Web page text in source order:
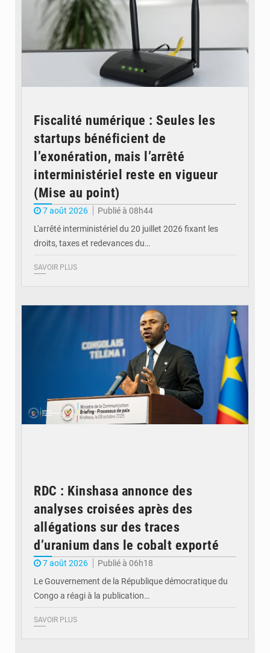
Fiscalité numérique : Seules les
startups bénéficient de
l’exonération, mais l’arrêté
interministériel reste en vigueur
(Mise au point)
7 août 2026
Publié à 08h44
L'arrêté interministériel du 20 juillet 2026 fixant les
droits, taxes et redevances du…
SAVOIR PLUS
RDC : Kinshasa annonce des
analyses croisées après des
allégations sur des traces
d’uranium dans le cobalt exporté
7 août 2026
Publié à 06h18
Le Gouvernement de la République démocratique du
Congo a réagi à la publication…
SAVOIR PLUS